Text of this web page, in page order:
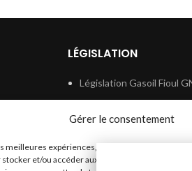
Gérer le consentement
meilleures expériences, nous utilisons des
et/ou accéder aux informations des
LÉGISLATION
Législation Gasoil Fioul
Législation Eau